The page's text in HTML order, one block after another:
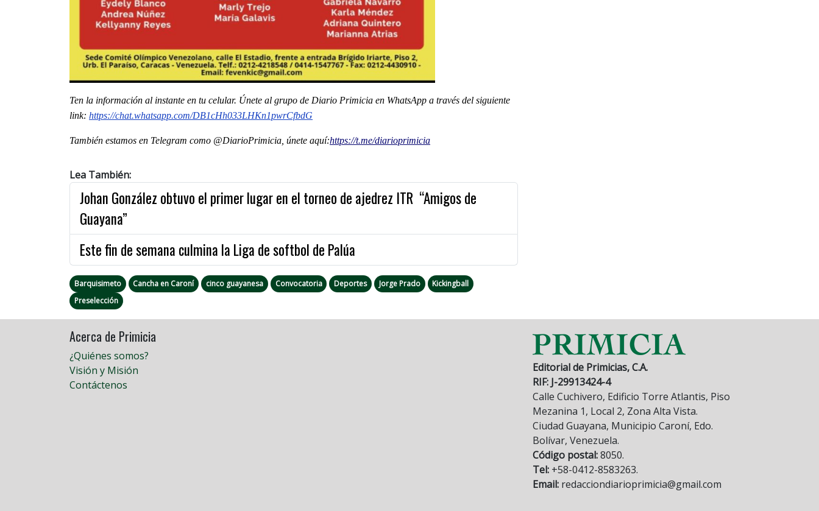
Ten la información al instante en tu celular. Únete al grupo de Diario Primicia en WhatsApp a través del siguiente
link: https://chat.whatsapp.com/DB1cHh033LHKn1pwrCfbdG
También estamos en Telegram como @DiarioPrimicia, únete aquí:https://t.me/diarioprimicia
Lea También:
Johan González obtuvo el primer lugar en el torneo de ajedrez ITR “Amigos de
Guayana”
Este fin de semana culmina la Liga de softbol de Palúa
Barquisimeto Cancha en Caroní cinco guayanesa Convocatoria Deportes Jorge Prado
Kickingball
Preselección
Acerca de Primicia
¿Quiénes somos?
Visión y Misión
Contáctenos
Editorial de Primicias, C.A.
RIF: J-29913424-4
Calle Cuchivero, Edificio Torre Atlantis, Piso
Mezanina 1, Local 2, Zona Alta Vista.
Ciudad Guayana, Municipio Caroní, Edo.
Bolívar, Venezuela.
Código postal:8050.
Tel: +58-0412-8583263.
Email: redacciondiarioprimicia@gmail.com